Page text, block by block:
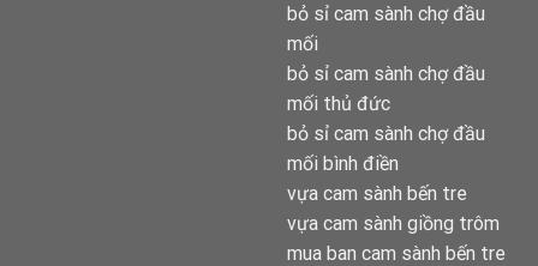
bỏ sỉ cam sành chợ đầu
mối
bỏ sỉ cam sành chợ đầu
mối thủ đức
bỏ sỉ cam sành chợ đầu
mối bình điền
vựa cam sành bến tre
vựa cam sành giồng trôm
mua ban cam sành bến tre